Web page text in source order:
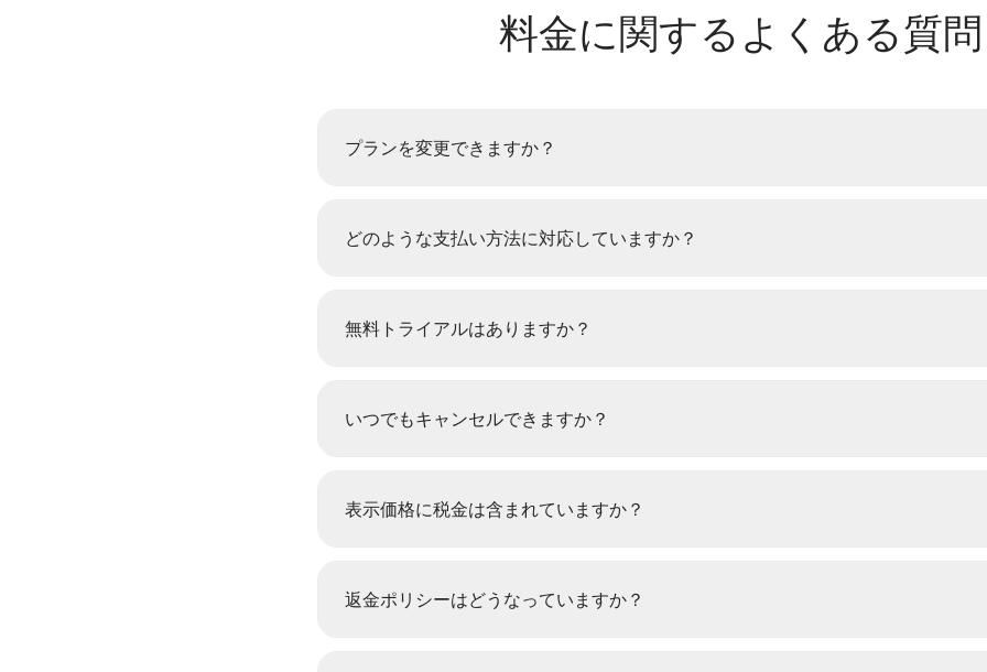
料金に関するよくある質問
プランを変更できますか？
どのような支払い方法に対応していますか？
無料トライアルはありますか？
いつでもキャンセルできますか？
表示価格に税金は含まれていますか？
返金ポリシーはどうなっていますか？